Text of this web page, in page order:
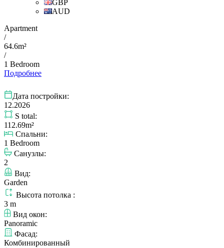
GBP
AUD
Apartment
/
64.6m²
/
1 Bedroom
Подробнее
Дата постройки:
12.2026
S total:
112.69m²
Спальни:
1 Bedroom
Санузлы:
2
Вид:
Garden
Высота потолка :
3 m
Вид окон:
Panoramic
Фасад:
Комбинированный